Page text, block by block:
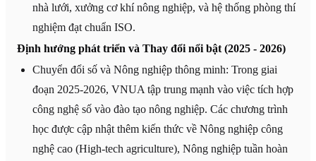
nhà lưới, xưởng cơ khí nông nghiệp, và hệ thống phòng thí
nghiệm đạt chuẩn ISO.
Định hướng phát triển và Thay đổi nổi bật (2025 - 2026)
Chuyển đổi số và Nông nghiệp thông minh: Trong giai
đoạn 2025-2026, VNUA tập trung mạnh vào việc tích hợp
công nghệ số vào đào tạo nông nghiệp. Các chương trình
học được cập nhật thêm kiến thức về Nông nghiệp công
nghệ cao (High-tech agriculture), Nông nghiệp tuần hoàn